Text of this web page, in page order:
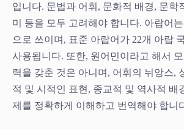
입니다. 문법과 어휘, 문화적 배경, 문학
미 등을 모두 고려해야 합니다. 아랍어
으로 쓰이며, 표준 아랍어가 22개 아랍
사용됩니다. 또한, 원어민이라고 해서
력을 갖춘 것은 아니며, 어휘의 뉘앙스,
적 및 시적인 표현, 종교적 및 역사적 배
제를 정확하게 이해하고 번역해야 합니